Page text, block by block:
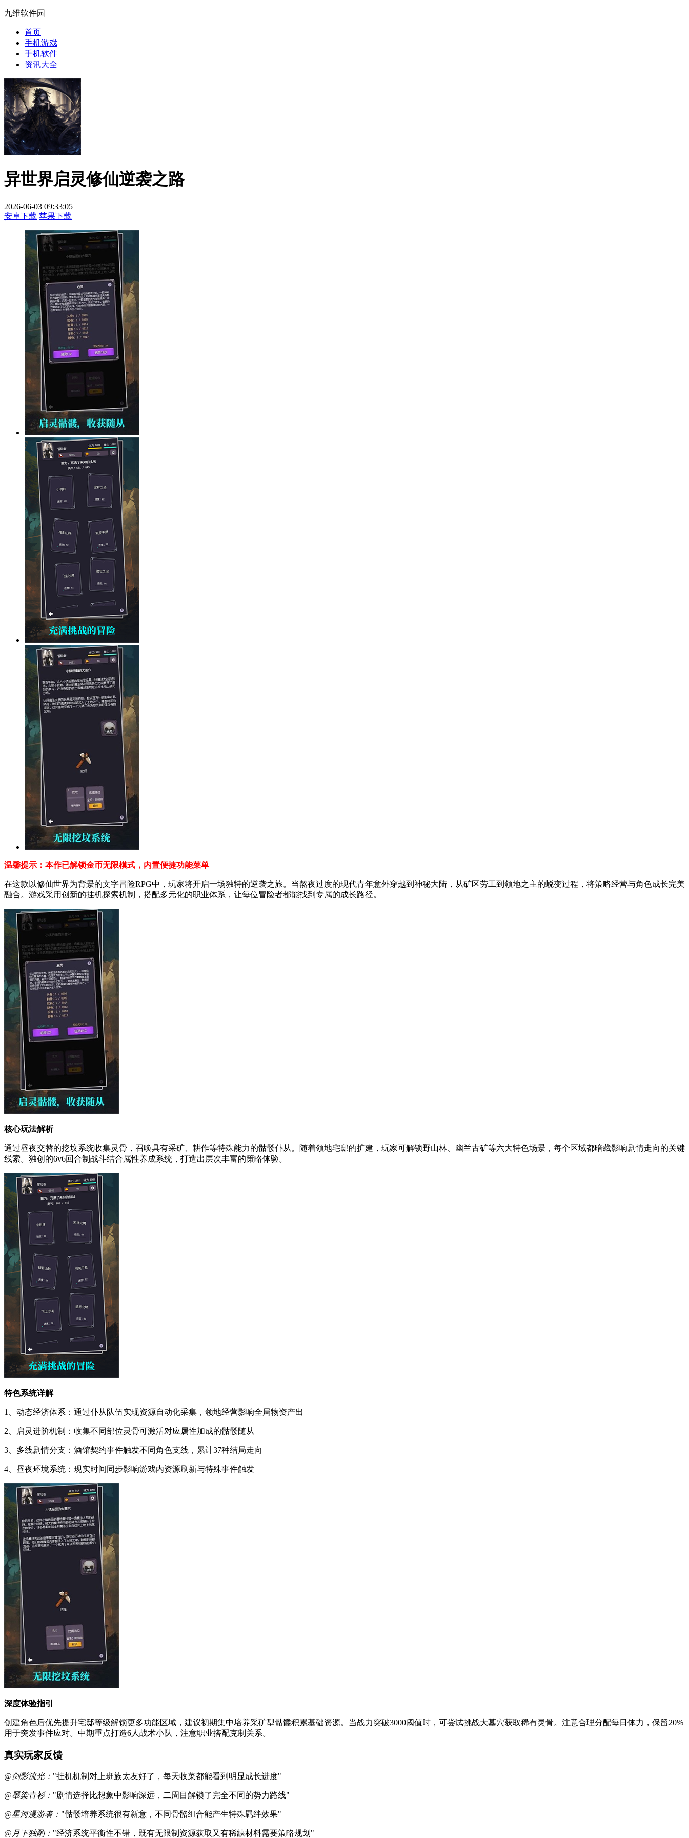
九维软件园
首页
手机游戏
手机软件
资讯大全
异世界启灵修仙逆袭之路
2026-06-03 09:33:05
安卓下载 苹果下载
温馨提示：本作已解锁金币无限模式，内置便捷功能菜单
在这款以修仙世界为背景的文字冒险RPG中，玩家将开启一场独特的逆袭之旅。当熬夜过度的现代青年意外穿越到神秘大陆，从矿区劳工到领地之主的蜕变过程，将策略经营与角色成长完美
融合。游戏采用创新的挂机探索机制，搭配多元化的职业体系，让每位冒险者都能找到专属的成长路径。
核心玩法解析
通过昼夜交替的挖坟系统收集灵骨，召唤具有采矿、耕作等特殊能力的骷髅仆从。随着领地宅邸的扩建，玩家可解锁野山林、幽兰古矿等六大特色场景，每个区域都暗藏影响剧情走向的关键
线索。独创的6v6回合制战斗结合属性养成系统，打造出层次丰富的策略体验。
特色系统详解
1、动态经济体系：通过仆从队伍实现资源自动化采集，领地经营影响全局物资产出
2、启灵进阶机制：收集不同部位灵骨可激活对应属性加成的骷髅随从
3、多线剧情分支：酒馆契约事件触发不同角色支线，累计37种结局走向
4、昼夜环境系统：现实时间同步影响游戏内资源刷新与特殊事件触发
深度体验指引
创建角色后优先提升宅邸等级解锁更多功能区域，建议初期集中培养采矿型骷髅积累基础资源。当战力突破3000阈值时，可尝试挑战大墓穴获取稀有灵骨。注意合理分配每日体力，保留20%
用于突发事件应对。中期重点打造6人战术小队，注意职业搭配克制关系。
真实玩家反馈
@剑影流光： "挂机机制对上班族太友好了，每天收菜都能看到明显成长进度"
@墨染青衫： "剧情选择比想象中影响深远，二周目解锁了完全不同的势力路线"
@星河漫游者： "骷髅培养系统很有新意，不同骨骼组合能产生特殊羁绊效果"
@月下独酌： "经济系统平衡性不错，既有无限制资源获取又有稀缺材料需要策略规划"